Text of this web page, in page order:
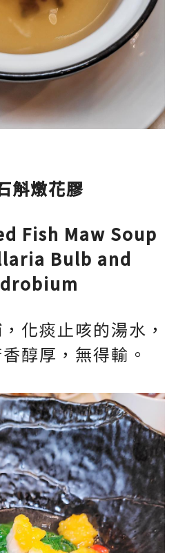
斛燉花膠
Fish Maw Soup
Bulb and
化痰止咳的湯水，
醇厚，無得輸。